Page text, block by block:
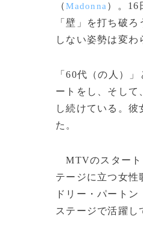
（Madonna ）。16
「壁」を打ち破
しない姿勢は変わ
「60代（の人）
ートをし、そして
し続けている。
た。
MTVのスタート
テージに立つ女性
ドリー・パートン
ステージで活躍し